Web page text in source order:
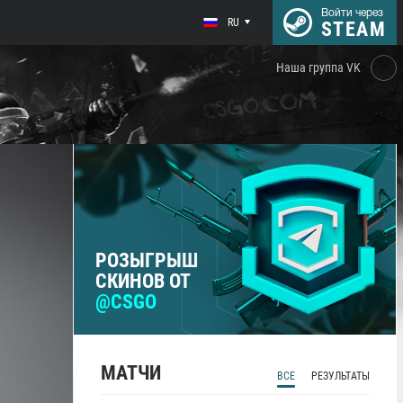
RU
Войти через
STEAM
Наша группа VK
РОЗЫГРЫШ
СКИНОВ ОТ
@CSGO
МАТЧИ ВСЕ РЕЗУЛЬТАТЫ